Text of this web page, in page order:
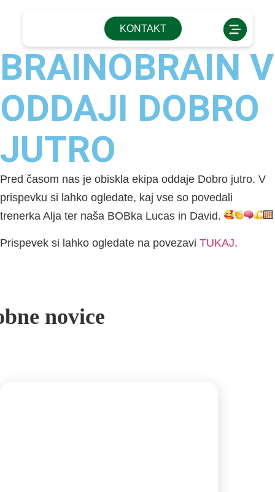
KONTAKT
BRAINOBRAIN V
ODDAJI DOBRO
JUTRO
Pred časom nas je obiskla ekipa oddaje Dobro jutro. V
prispevku si lahko ogledate, kaj vse so povedali
trenerka Alja ter naša BOBka Lucas in David.
Prispevek si lahko ogledate na povezavi TUKAJ.
novice